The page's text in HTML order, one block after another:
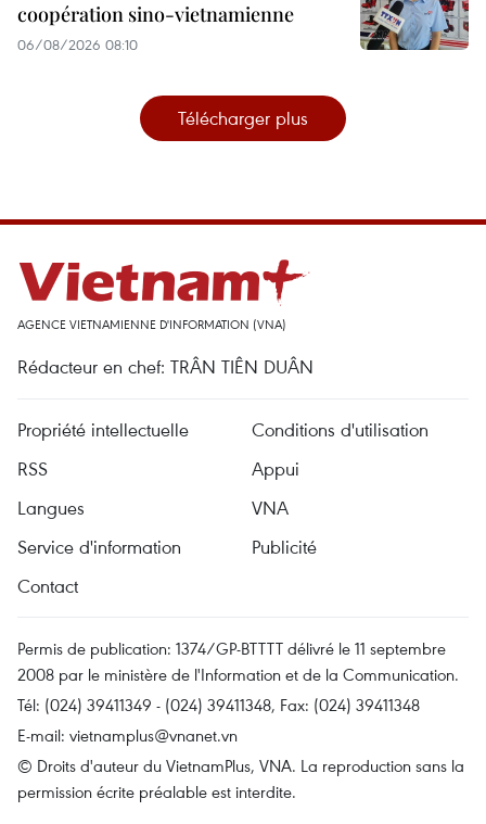
coopération sino-vietnamienne
06/08/2026 08:10
Télécharger plus
AGENCE VIETNAMIENNE D'INFORMATION (VNA)
Rédacteur en chef: TRÂN TIÊN DUÂN
Propriété intellectuelle
Conditions d'utilisation
RSS
Appui
Langues
VNA
Service d'information
Publicité
Contact
Permis de publication: 1374/GP-BTTTT délivré le 11 septembre
2008 par le ministère de l'Information et de la Communication.
Tél: (024) 39411349 - (024) 39411348, Fax: (024) 39411348
E-mail: vietnamplus@vnanet.vn
© Droits d'auteur du VietnamPlus, VNA. La reproduction sans la
permission écrite préalable est interdite.